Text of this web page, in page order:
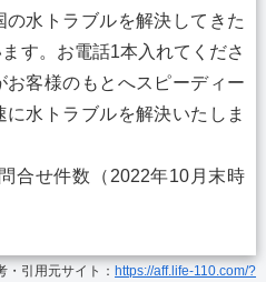
水トラブルを解決してきた
す。お電話1本入れてくださ
客様のもとへスピーディー
水トラブルを解決いたしま
合せ件数（2022年10月末時
・引用元サイト： https://aff.life-110.com/?